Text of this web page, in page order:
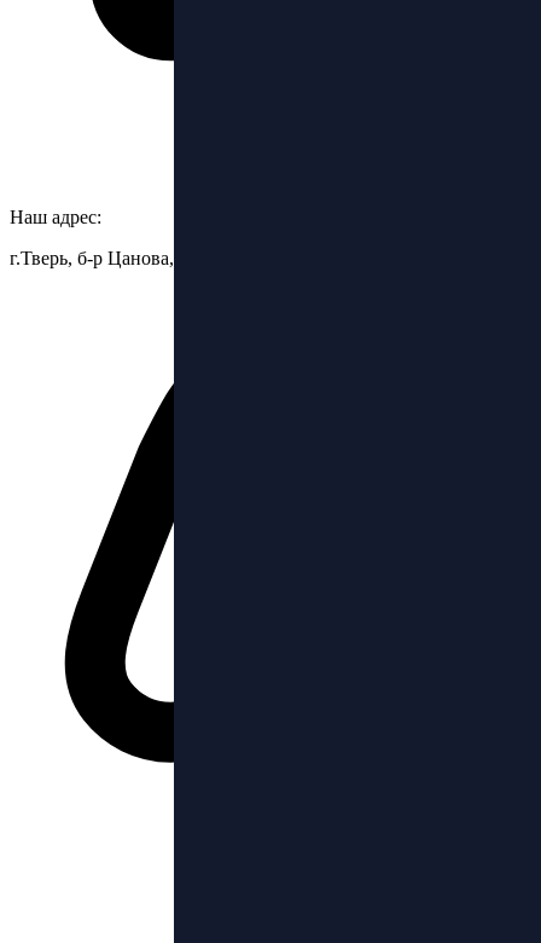
Наш адрес:
г.Тверь, б-р Цанова, 6.стр.3, ТЦ Бульвар, 2 этаж